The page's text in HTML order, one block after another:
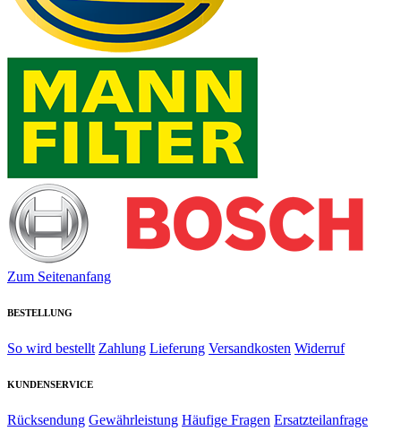
Zum Seitenanfang
BESTELLUNG
So wird bestellt Zahlung Lieferung Versandkosten Widerruf
KUNDENSERVICE
Rücksendung Gewährleistung Häufige Fragen Ersatzteilanfrage